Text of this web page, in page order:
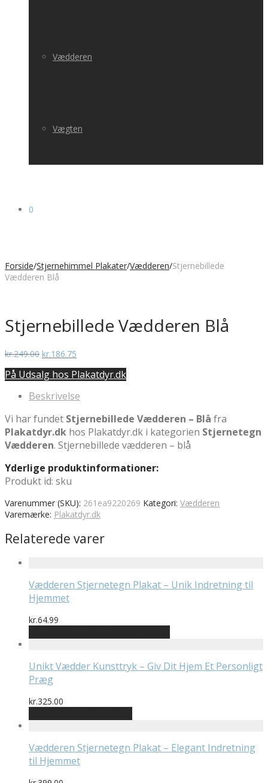
Vædderen
Vægten
0
Forside/Stjernehimmel Plakater/Vædderen/Stjernebillede
Vædderen Blå
Stjernebillede Vædderen Blå
kr.249.00 Den
pris
kr.249.00.
kr.186.75
pris
kr.186.75.
På Udsalg hos Plakatdyr.dk
Beskrivelse
Vi har fundet Stjernebillede Vædderen – Blå fra
Plakatdyr.dk hos Plakatdyr.dk i kategorien Stjernetegn
Vædderen. Stjernebillede vædderen – blå
Yderlige produktinformationer:
Produkt id: sku
Varenummer (SKU): 261ea9220269 Kategori: Vædderen
Varemærke: Plakatdyr.dk
Relaterede varer
Vædderen Stjernetegn Plakat – Unik Indretning til
Hjemmet
kr.64.99
Unikt Vædder Kunsttryk – Giv Dit Hjem Et Personligt
Præg
kr.325.00
Vædderen Stjernetegn Plakat – Elegant Indretning
til Hjemmet